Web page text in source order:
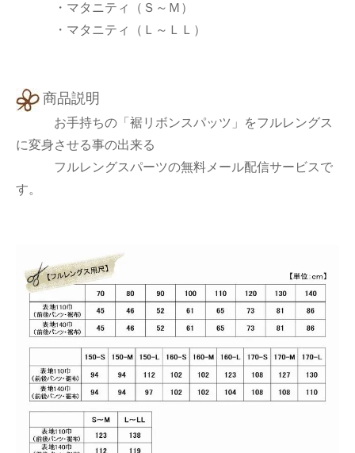
・マタニティ（Ｓ～Ｍ）
・マタニティ（Ｌ～ＬＬ）
商品説明
お手持ちの「裾リボンスパッツ」をフルレングス
に変身させる事の出来る
フルレングスパーツの無料メール配信サービスで
す。